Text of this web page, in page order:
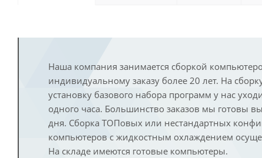
Наша компания занимается сборкой
индивидуальному заказу более 20 лет. На
установку базового набора программ у нас
одного часа. Большинство заказов мы готовы
дня. Сборка ТОПовых или нестандартных
компьютеров с жидкостным охлаждением
На складе имеются готовые компьютеры.